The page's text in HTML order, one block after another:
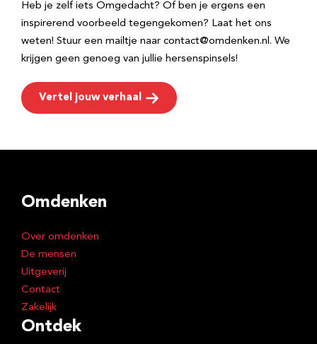
Heb je zelf iets Omgedacht? Of ben je ergens een
inspirerend voorbeeld tegengekomen? Laat het ons
weten! Stuur een mailtje naar contact@omdenken.nl. We
krijgen geen genoeg van jullie hersenspinsels!
Vertel jouw verhaal
Omdenken
Over omdenken
De mensen
Uitgeverij
Contact
Zakelijk
Ontdek